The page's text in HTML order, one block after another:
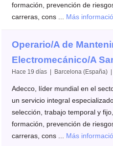
formación, prevención de
carreras, cons ... Más
Operario/A de
Electromecánico/A
Hace 19 días | Barcelona (España)
Adecco, líder mundial en el
un servicio integral
selección, trabajo temporal y
formación, prevención de
carreras, cons ... Más